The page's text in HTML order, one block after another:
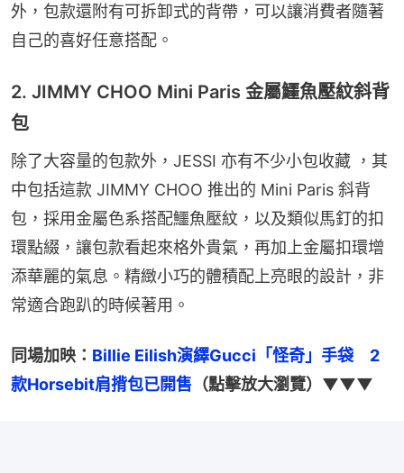
外，包款還附有可拆卸式的背帶，可以讓消費者隨著
自己的喜好任意搭配。
2. JIMMY CHOO Mini Paris 金屬鱷魚壓紋斜背
包
除了大容量的包款外，JESSI 亦有不少小包收藏 ，其
中包括這款 JIMMY CHOO 推出的 Mini Paris 斜背
包，採用金屬色系搭配鱷魚壓紋，以及類似馬釘的扣
環點綴，讓包款看起來格外貴氣，再加上金屬扣環增
添華麗的氣息。精緻小巧的體積配上亮眼的設計，非
常適合跑趴的時候著用。
同場加映： Billie Eilish演繹Gucci「怪奇」手袋　2
款Horsebit肩揹包已開售 （點擊放大瀏覽）▼▼▼